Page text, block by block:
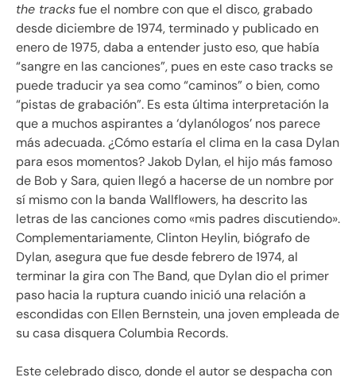
the tracksfue el nombre con que el disco, grabado
desde diciembre de 1974, terminado y publicado en
enero de 1975, daba a entender justo eso, que había
“sangre en las canciones”, pues en este caso tracks se
puede traducir ya sea como “caminos” o bien, como
“pistas de grabación”. Es esta última interpretación la
que a muchos aspirantes a ‘dylanólogos’ nos parece
más adecuada. ¿Cómo estaría el clima en la casa Dylan
para esos momentos? Jakob Dylan, el hijo más famoso
de Bob y Sara, quien llegó a hacerse de un nombre por
sí mismo con la banda Wallflowers, ha descrito las
letras de las canciones como «mis padres discutiendo».
Complementariamente, Clinton Heylin, biógrafo de
Dylan, asegura que fue desde febrero de 1974, al
terminar la gira con The Band, que Dylan dio el primer
paso hacia la ruptura cuando inició una relación a
escondidas con Ellen Bernstein, una joven empleada de
su casa disquera Columbia Records.
Este celebrado disco, donde el autor se despacha con